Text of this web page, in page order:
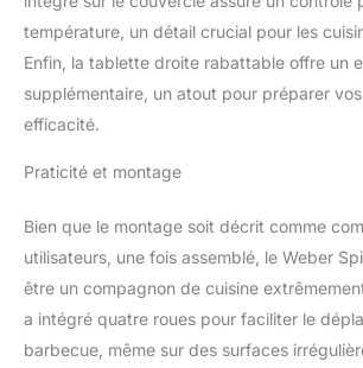
température, un détail crucial pour les
Enfin, la tablette droite rabattable offre un
supplémentaire, un atout pour préparer
efficacité.
Praticité et montage
Bien que le montage soit décrit comme
utilisateurs, une fois assemblé, le Weber
être un compagnon de cuisine
a intégré quatre roues pour faciliter le
barbecue, même sur des surfaces